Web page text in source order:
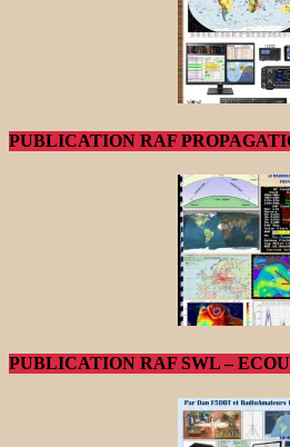
PUBLICATION RAF
PUBLICATION RAF SWL –